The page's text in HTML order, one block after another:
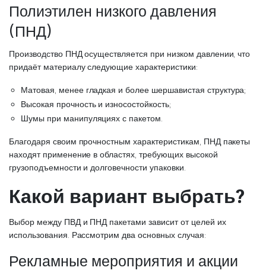
Полиэтилен низкого давления
(ПНД)
Производство ПНД осуществляется при низком давлении, что
придаёт материалу следующие характеристики:
Матовая, менее гладкая и более шершавистая структура;
Высокая прочность и износостойкость;
Шумы при манипуляциях с пакетом.
Благодаря своим прочностным характеристикам, ПНД пакеты
находят применение в областях, требующих высокой
грузоподъемности и долговечности упаковки.
Какой вариант выбрать?
Выбор между ПВД и ПНД пакетами зависит от целей их
использования. Рассмотрим два основных случая:
Рекламные мероприятия и акции